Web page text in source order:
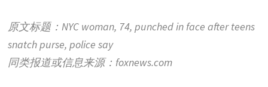
原文标题：NYC woman, 74, punched in face after teens
snatch purse, police say
同类报道或信息来源：foxnews.com